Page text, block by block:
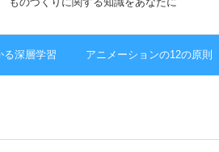
る深層学習 アニメーションの12の原則